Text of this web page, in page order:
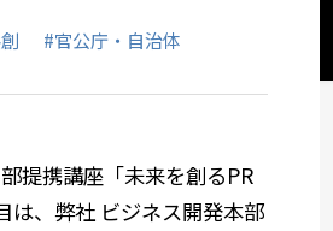
#官公庁・自治体
提携講座「未来を創るPR
は、弊社 ビジネス開発本部
コミュニケーション
想